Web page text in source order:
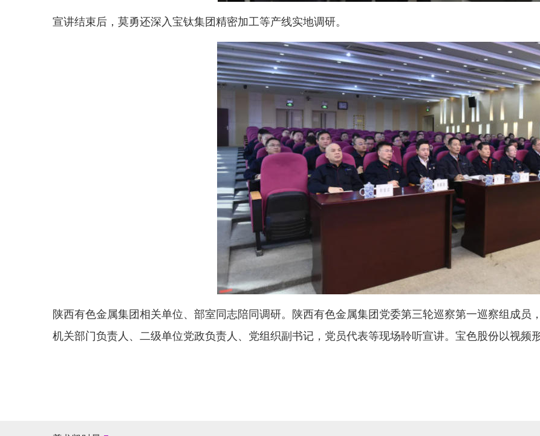
宣讲结束后，莫勇还深入宝钛集团精密加工等产线实地调研。
陕西有色金属集团相关单位、部室同志陪同调研。陕西有色金属集团党委第三轮巡察第一巡察组成员
机关部门负责人、二级单位党政负责人、党组织副书记，党员代表等现场聆听宣讲。宝色股份以视频